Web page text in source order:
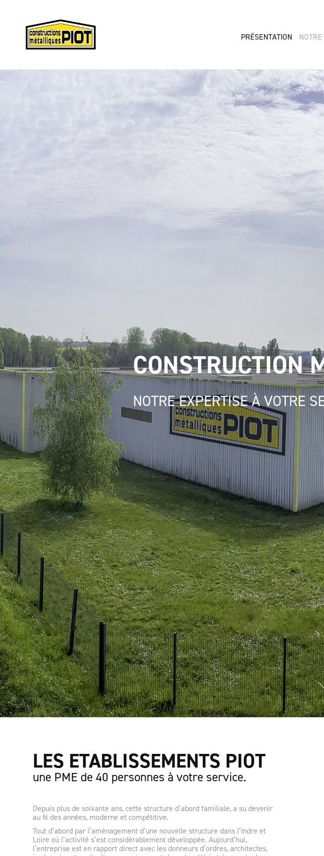
PRÉSENTATION
CONSTRUCTION
NOTRE EXPERTISE À VOTRE
LES ETABLISSEMENTS PIOT
une PME de 40 personnes à votre service.
Depuis plus de soixante ans, cette structure d’abord familiale, a su devenir
au fil des années, moderne et compétitive.
Tout d’abord par l’aménagement d’une nouvelle structure dans l’Indre et
Loire où l’activité s’est considérablement développée. Aujourd’hui,
l’entreprise est en rapport direct avec les donneurs d’ordres, architectes,